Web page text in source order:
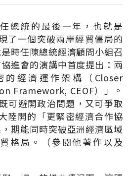
總統的最後一年，也就是
了一個突破兩岸經貿僵局的
時任陳總統經濟顧問小組召
進會的演講中首度提出：兩
的經濟運作架構（Closer
Framework, CEOF）」。
可避開政治問題，又可爭取
陸開的「更緊密經濟合作協
期能同時突破亞洲經濟區域
格局。（參閱他著作以及